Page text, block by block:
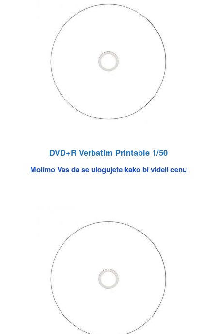
DVD+R Verbatim Printable 1/50
Molimo Vas da se ulogujete kako bi videli cenu